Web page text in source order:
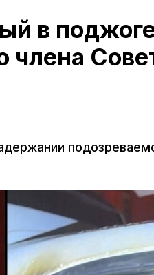
в
члена